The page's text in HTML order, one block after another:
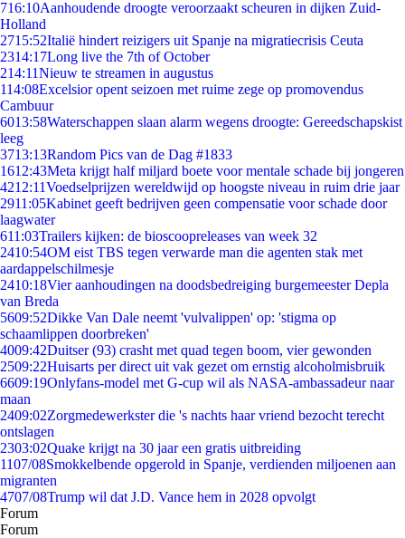
716:10Aanhoudende droogte veroorzaakt scheuren in dijken Zuid-
Holland
2715:52Italië hindert reizigers uit Spanje na migratiecrisis Ceuta
2314:17Long live the 7th of October
214:11Nieuw te streamen in augustus
114:08Excelsior opent seizoen met ruime zege op promovendus
Cambuur
6013:58Waterschappen slaan alarm wegens droogte: Gereedschapskist
leeg
3713:13Random Pics van de Dag #1833
1612:43Meta krijgt half miljard boete voor mentale schade bij jongeren
4212:11Voedselprijzen wereldwijd op hoogste niveau in ruim drie jaar
2911:05Kabinet geeft bedrijven geen compensatie voor schade door
laagwater
611:03Trailers kijken: de bioscoopreleases van week 32
2410:54OM eist TBS tegen verwarde man die agenten stak met
aardappelschilmesje
2410:18Vier aanhoudingen na doodsbedreiging burgemeester Depla
van Breda
5609:52Dikke Van Dale neemt 'vulvalippen' op: 'stigma op
schaamlippen doorbreken'
4009:42Duitser (93) crasht met quad tegen boom, vier gewonden
2509:22Huisarts per direct uit vak gezet om ernstig alcoholmisbruik
6609:19Onlyfans-model met G-cup wil als NASA-ambassadeur naar
maan
2409:02Zorgmedewerkster die 's nachts haar vriend bezocht terecht
ontslagen
2303:02Quake krijgt na 30 jaar een gratis uitbreiding
1107/08Smokkelbende opgerold in Spanje, verdienden miljoenen aan
migranten
4707/08Trump wil dat J.D. Vance hem in 2028 opvolgt
Forum
Forum